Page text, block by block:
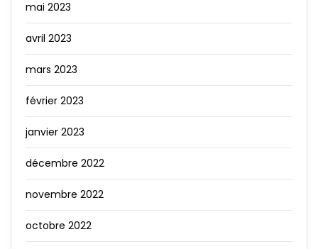
mai 2023
avril 2023
mars 2023
février 2023
janvier 2023
décembre 2022
novembre 2022
octobre 2022